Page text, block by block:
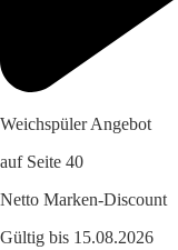
Weichspüler Angebot
auf Seite 40
Netto Marken-Discount
Gültig bis 15.08.2026